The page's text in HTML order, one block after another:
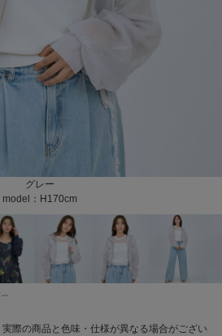
グレー
model：H170cm
ベージュ
model：H163cm
ネイビー
model：H170cm
H170cm color：グレー
H170cm color：グレー
H170cm color：グレー
H170cm color：グレー
H170cm color：グレー
H170cm color：グレー
H170cm color：グレー
H170cm color：グレー
color：グレー
color：グレー
color：グレー
color：グレー
color：グレー
color：グレー
H163cm color：ベージュ
H163cm color：ベージュ
H163cm color：ベージュ
color：ベージュ
color：ベージュ
H163cm color：ベージュ
H170cm color：ネイビー
H170cm color：ネイビー
H170cm color：ネイビー
H170cm color：ネイビー
H170cm color：ネイビー
H170cm color：ネイビー
H170cm color：ネイビー
H170cm color：ネイビー
H170cm color：ネイビー
H170cm color：ネイビー
H170cm color：ネイビー
H170cm color：ネイビー
H170cm color：ネイビー
H170cm color：ネイビー
際の商品と色味・仕様が異なる場合がござい